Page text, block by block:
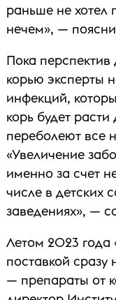
раньше не хотел
нечем», —
Пока
корью эксперты
инфекций,
корь будет
переболеют все
«Увеличение
именно за счет
числе в детских
заведениях», —
Летом 2023 года
поставкой сразу
— препараты от